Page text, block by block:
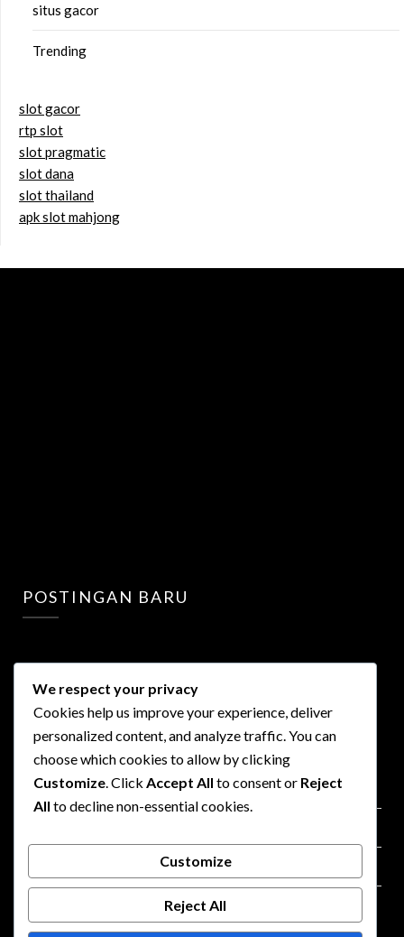
situs gacor
Trending
slot gacor
rtp slot
slot pragmatic
slot dana
slot thailand
apk slot mahjong
POSTINGAN BARU
LINKS
Privacy Policy
We respect your privacy
Cookies help us improve your experience, deliver
personalized content, and analyze traffic. You can
choose which cookies to allow by clicking
Customize . Click Accept All to consent or Reject
All to decline non-essential cookies.
Customize
Reject All